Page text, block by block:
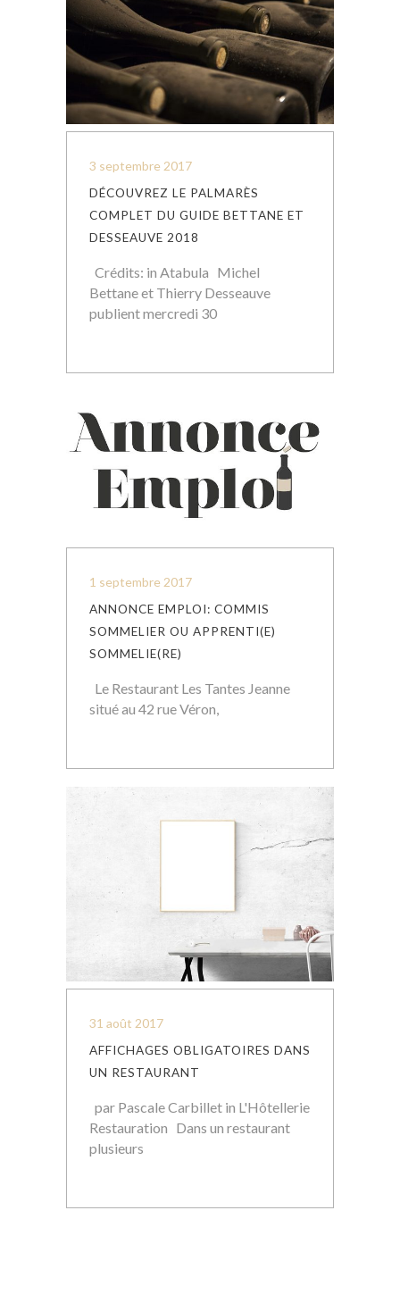
3 septembre 2017
DÉCOUVREZ LE PALMARÈS
COMPLET DU GUIDE BETTANE ET
DESSEAUVE 2018
Crédits: in Atabula Michel
Bettane et Thierry Desseauve
publient mercredi 30
1 septembre 2017
ANNONCE EMPLOI: COMMIS
SOMMELIER OU APPRENTI(E)
SOMMELIE(RE)
Le Restaurant Les Tantes Jeanne
situé au 42 rue Véron,
31 août 2017
AFFICHAGES OBLIGATOIRES DANS
UN RESTAURANT
par Pascale Carbillet in L'Hôtellerie
Restauration Dans un restaurant
plusieurs